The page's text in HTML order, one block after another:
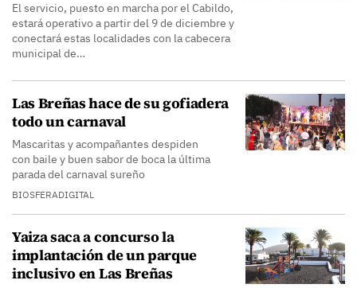
El servicio, puesto en marcha por el Cabildo,
estará operativo a partir del 9 de diciembre y
conectará estas localidades con la cabecera
municipal de…
Las Breñas hace de su gofiadera
todo un carnaval
Mascaritas y acompañantes despiden
con baile y buen sabor de boca la última
parada del carnaval sureño
BIOSFERADIGITAL
Yaiza saca a concurso la
implantación de un parque
inclusivo en Las Breñas